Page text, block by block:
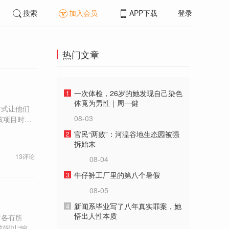
搜索 加入会员 APP下载 登录
让他们
希望”。
13评论
有所
热门文章
1
一次体检，26岁的她发现自己染色
体竟为男性｜周一健
08-03
2 官民“两败”：河湟谷地生态园被强
拆始末
08-04
3 牛仔裤工厂里的第八个暑假
08-05
4
新闻系毕业写了八年真实罪案，她
悟出人性本质